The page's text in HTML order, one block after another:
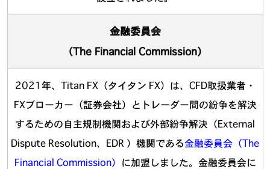
金融委員会
（The Financial Commission）
2021年、Titan FX（タイタン FX）は、CFD取扱業者・
FXブローカー（証券会社）とトレーダー間の紛争を解決
するための自主規制機関および外部紛争解決（External
Dispute Resolution、EDR ）機関である金融委員会（The
Financial Commission） に加盟しました。金融委員会に